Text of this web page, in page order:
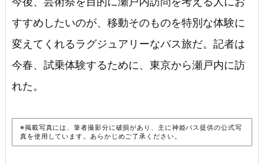
すすめしたいのが、移動そのものを特別な体験に
変えてくれるラグジュアリーなバス旅だ。記者は
今春、試乗体験するために、東京から瀬戸内に訪
れた。
※掲載写真には、筆者撮影分に破損があり、主に神姫バス提供の公式写
真を使用しています。あらかじめご了承ください。